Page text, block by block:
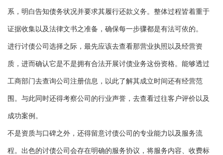
系，明白告知债务状况并要求其履行还款义务。整体过程皆着重于
证据收集以及法律文书之准备，确保每一步骤都是有法可依的。
进行讨债公司选择之际，最先应该去查看那营业执照以及经营资
质，进而确认它是不是拥有合法开展讨债业务这份资格。能够透过
工商部门去查询公司注册信息，以此了解其成立时间还有经营范
围。与此同时还得考察公司的行业声誉，去查看过往客户评价以及
成功案例。
不是资质与口碑之外，还得留意讨债公司的专业能力以及服务流
程。出色的讨债公司会存在明确的服务协议，将服务内容、收费标